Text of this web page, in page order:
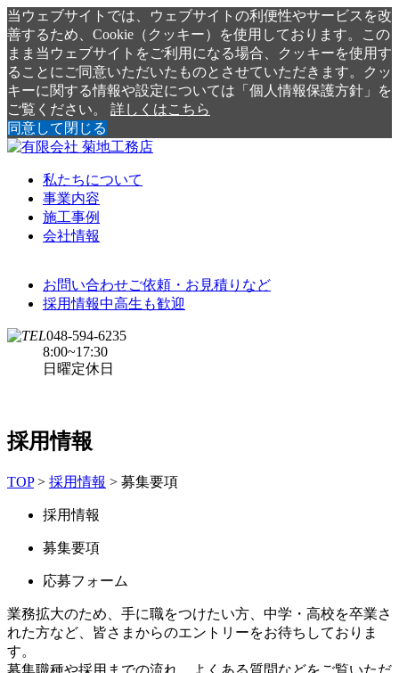
当ウェブサイトでは、ウェブサイトの利便性やサービスを改
善するため、Cookie（クッキー）を使用しております。この
まま当ウェブサイトをご利用になる場合、クッキーを使用す
ることにご同意いただいたものとさせていただきます。クッ
キーに関する情報や設定については「個人情報保護方針」を
ご覧ください。 詳しくはこちら
同意して閉じる
私たちについて
事業内容
施工事例
会社情報
お問い合わせご依頼・お見積りなど
採用情報中高生も歓迎
048-594-6235
8:00~17:30
日曜定休日
採用情報
TOP> 採用情報 > 募集要項
採用情報
募集要項
応募フォーム
業務拡大のため、手に職をつけたい方、中学・高校を卒業さ
れた方など、 皆さまからのエントリーをお待ちしておりま
す。
募集職種や採用までの流れ、よくある質問などをご覧いただ